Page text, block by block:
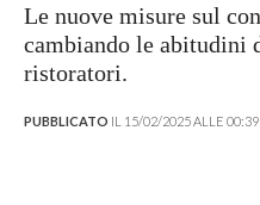
Le nuove misure sul
cambiando le abitudini
ristoratori.
PUBBLICATO IL 15/02/2025 ALLE 00:39